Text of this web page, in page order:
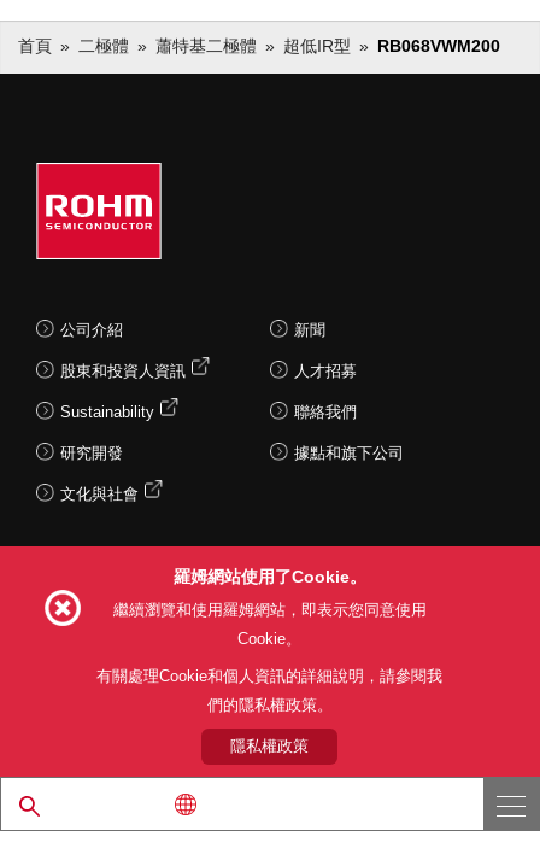
首頁 二極體 蕭特基二極體 超低IR型 RB068VWM200
公司介紹
股東和投資人資訊
Sustainability
研究開發
文化與社會
新聞
人才招募
聯絡我們
據點和旗下公司
利用目的 隱私權政策
關於本公司產品銷售之標準條款(PDF)
© 1997 - 2026 ROHM CO., LTD. ALL RIGHTS RESERVED.
羅姆網站使用了Cookie。
繼續瀏覽和使用羅姆網站，即表示您同意使用
Cookie。
有關處理Cookie和個人資訊的詳細說明，請參閱我
們的隱私權政策。
隱私權政策